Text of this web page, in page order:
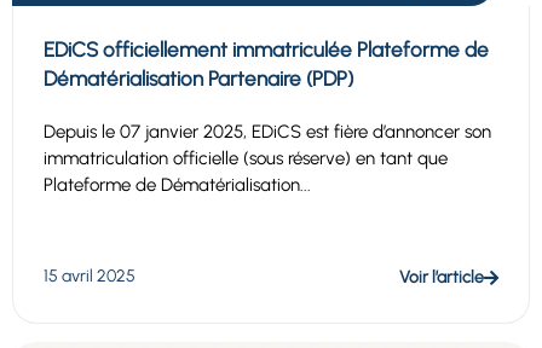
EDiCS officiellement immatriculée Plateforme de
Dématérialisation Partenaire (PDP)
Depuis le 07 janvier 2025, EDiCS est fière d’annoncer son
immatriculation officielle (sous réserve) en tant que
Plateforme de Dématérialisation...
15 avril 2025 Voir l’article